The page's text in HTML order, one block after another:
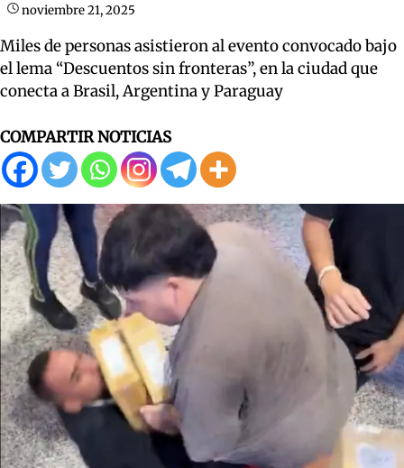
noviembre 21, 2025
Miles de personas asistieron al evento convocado bajo
el lema “Descuentos sin fronteras”, en la ciudad que
conecta a Brasil, Argentina y Paraguay
COMPARTIR NOTICIAS